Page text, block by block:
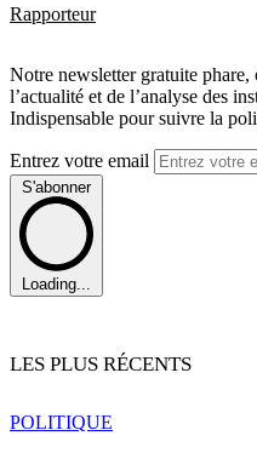
Rapporteur
Notre newsletter gratuite phare,
l’actualité et de l’analyse des
Indispensable pour suivre la
Entrez votre email
S'abonner
Loading...
LES PLUS RÉCENTS
POLITIQUE